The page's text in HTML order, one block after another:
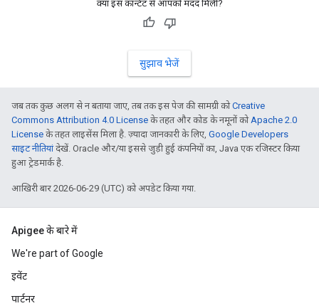
क्या इस कॉन्टेंट से आपको मदद मिली?
सुझाव भेजें
जब तक कुछ अलग से न बताया जाए, तब तक इस पेज की सामग्री कोCreative
Commons Attribution 4.0 License के तहत और कोड के नमूनों कोApache 2.0
License के तहत लाइसेंस मिला है. ज़्यादा जानकारी के लिए, Google Developers
साइट नीतियांदेखें. Oracle और/या इससे जुड़ी हुई कंपनियों का, Java एक रजिस्टर किया
हुआ ट्रेडमार्क है.
आखिरी बार 2026-06-29 (UTC) को अपडेट किया गया.
Apigee के बारे में
We're part of Google
इवेंट
पार्टनर